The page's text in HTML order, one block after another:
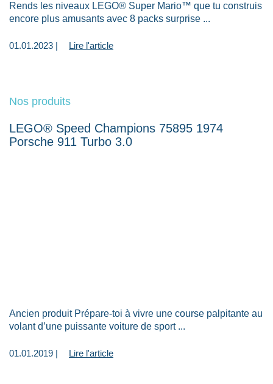
Rends les niveaux LEGO® Super Mario™ que tu construis
encore plus amusants avec 8 packs surprise ...
01.01.2023 | Lire l'article
Nos produits
LEGO® Speed Champions 75895 1974
Porsche 911 Turbo 3.0
Ancien produit Prépare-toi à vivre une course palpitante au
volant d’une puissante voiture de sport ...
01.01.2019 | Lire l'article